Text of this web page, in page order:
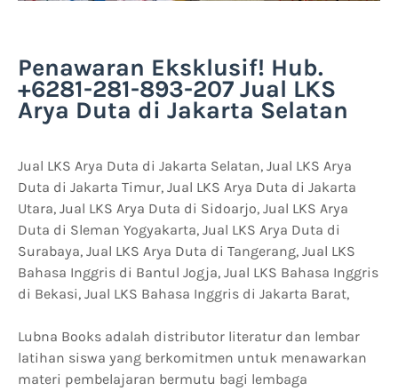
Penawaran Eksklusif! Hub.
+6281-281-893-207 Jual LKS
Arya Duta di Jakarta Selatan
Jual LKS Arya Duta di Jakarta Selatan, Jual LKS Arya
Duta di Jakarta Timur, Jual LKS Arya Duta di Jakarta
Utara, Jual LKS Arya Duta di Sidoarjo, Jual LKS Arya
Duta di Sleman Yogyakarta, Jual LKS Arya Duta di
Surabaya, Jual LKS Arya Duta di Tangerang, Jual LKS
Bahasa Inggris di Bantul Jogja, Jual LKS Bahasa Inggris
di Bekasi, Jual LKS Bahasa Inggris di Jakarta Barat,
Lubna Books adalah distributor literatur dan lembar
latihan siswa yang berkomitmen untuk menawarkan
materi pembelajaran bermutu bagi lembaga